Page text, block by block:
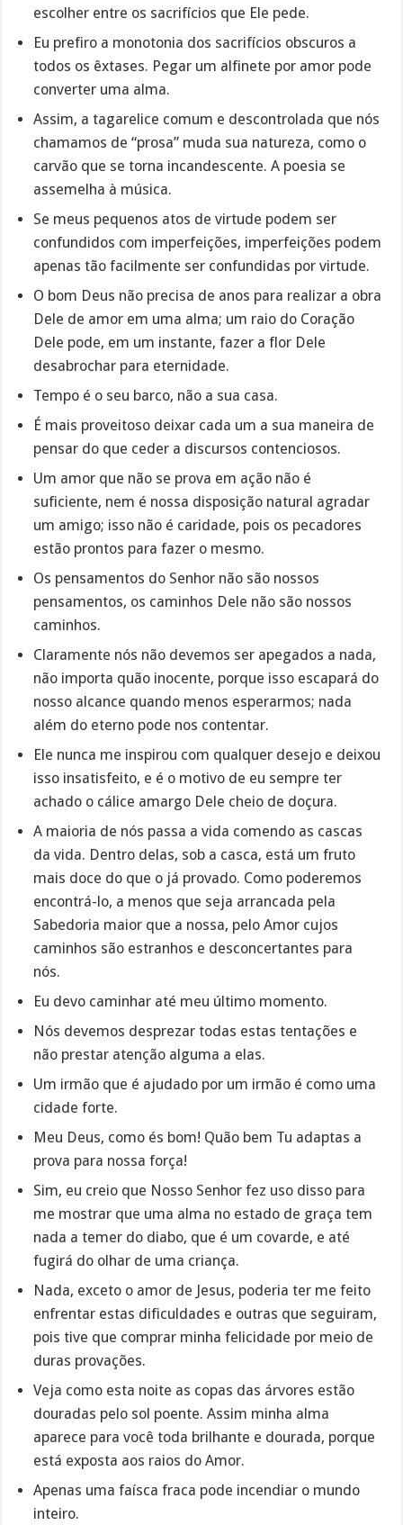
escolher entre os sacrifícios que Ele pede.
Eu prefiro a monotonia dos sacrifícios obscuros a
todos os êxtases. Pegar um alfinete por amor pode
converter uma alma.
Assim, a tagarelice comum e descontrolada que nós
chamamos de “prosa” muda sua natureza, como o
carvão que se torna incandescente. A poesia se
assemelha à música.
Se meus pequenos atos de virtude podem ser
confundidos com imperfeições, imperfeições podem
apenas tão facilmente ser confundidas por virtude.
O bom Deus não precisa de anos para realizar a obra
Dele de amor em uma alma; um raio do Coração
Dele pode, em um instante, fazer a flor Dele
desabrochar para eternidade.
Tempo é o seu barco, não a sua casa.
É mais proveitoso deixar cada um a sua maneira de
pensar do que ceder a discursos contenciosos.
Um amor que não se prova em ação não é
suficiente, nem é nossa disposição natural agradar
um amigo; isso não é caridade, pois os pecadores
estão prontos para fazer o mesmo.
Os pensamentos do Senhor não são nossos
pensamentos, os caminhos Dele não são nossos
caminhos.
Claramente nós não devemos ser apegados a nada,
não importa quão inocente, porque isso escapará do
nosso alcance quando menos esperarmos; nada
além do eterno pode nos contentar.
Ele nunca me inspirou com qualquer desejo e deixou
isso insatisfeito, e é o motivo de eu sempre ter
achado o cálice amargo Dele cheio de doçura.
A maioria de nós passa a vida comendo as cascas
da vida. Dentro delas, sob a casca, está um fruto
mais doce do que o já provado. Como poderemos
encontrá-lo, a menos que seja arrancada pela
Sabedoria maior que a nossa, pelo Amor cujos
caminhos são estranhos e desconcertantes para
nós.
Eu devo caminhar até meu último momento.
Nós devemos desprezar todas estas tentações e
não prestar atenção alguma a elas.
Um irmão que é ajudado por um irmão é como uma
cidade forte.
Meu Deus, como és bom! Quão bem Tu adaptas a
prova para nossa força!
Sim, eu creio que Nosso Senhor fez uso disso para
me mostrar que uma alma no estado de graça tem
nada a temer do diabo, que é um covarde, e até
fugirá do olhar de uma criança.
Nada, exceto o amor de Jesus, poderia ter me feito
enfrentar estas dificuldades e outras que seguiram,
pois tive que comprar minha felicidade por meio de
duras provações.
Veja como esta noite as copas das árvores estão
douradas pelo sol poente. Assim minha alma
aparece para você toda brilhante e dourada, porque
está exposta aos raios do Amor.
Apenas uma faísca fraca pode incendiar o mundo
inteiro.